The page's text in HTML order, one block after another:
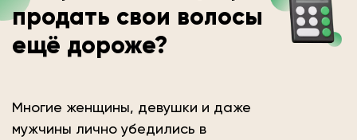
продать свои волосы
ещё дороже?
Многие женщины, девушки и даже
мужчины лично убедились в